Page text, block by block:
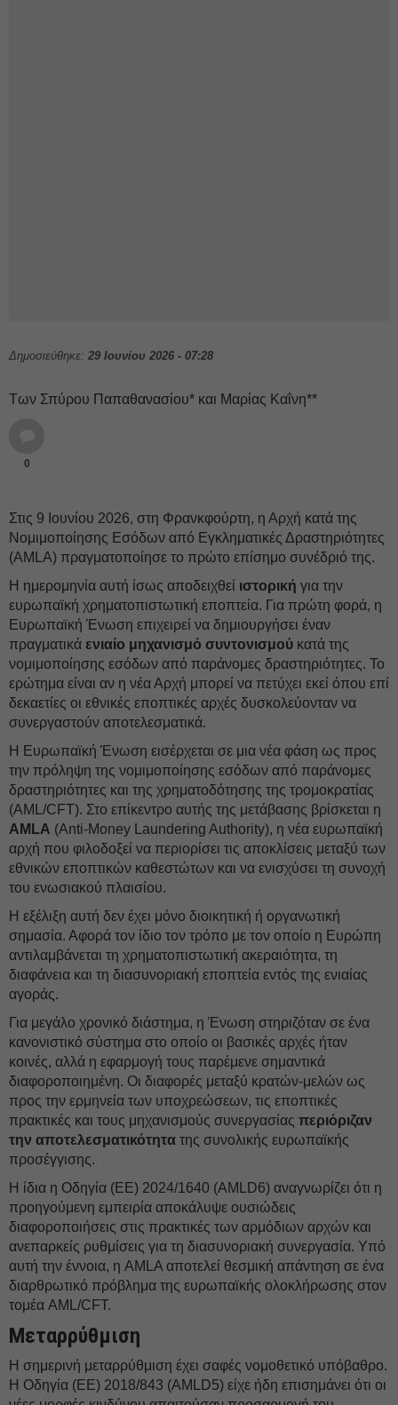
Δημοσιεύθηκε: 29 Ιουνίου 2026 - 07:28
Των Σπύρου Παπαθανασίου* και Μαρίας Καΐνη**
0
Στις 9 Ιουνίου 2026, στη Φρανκφούρτη, η Αρχή κατά της
Νομιμοποίησης Εσόδων από Εγκληματικές Δραστηριότητες
(AMLA) πραγματοποίησε το πρώτο επίσημο συνέδριό της.
Η ημερομηνία αυτή ίσως αποδειχθεί ιστορική για την
ευρωπαϊκή χρηματοπιστωτική εποπτεία. Για πρώτη φορά, η
Ευρωπαϊκή Ένωση επιχειρεί να δημιουργήσει έναν
πραγματικά ενιαίο μηχανισμό συντονισμού κατά της
νομιμοποίησης εσόδων από παράνομες δραστηριότητες. Το
ερώτημα είναι αν η νέα Αρχή μπορεί να πετύχει εκεί όπου επί
δεκαετίες οι εθνικές εποπτικές αρχές δυσκολεύονταν να
συνεργαστούν αποτελεσματικά.
Η Ευρωπαϊκή Ένωση εισέρχεται σε μια νέα φάση ως προς
την πρόληψη της νομιμοποίησης εσόδων από παράνομες
δραστηριότητες και της χρηματοδότησης της τρομοκρατίας
(AML/CFT). Στο επίκεντρο αυτής της μετάβασης βρίσκεται η
AMLA (Anti-Money Laundering Authority), η νέα ευρωπαϊκή
αρχή που φιλοδοξεί να περιορίσει τις αποκλίσεις μεταξύ των
εθνικών εποπτικών καθεστώτων και να ενισχύσει τη συνοχή
του ενωσιακού πλαισίου.
Η εξέλιξη αυτή δεν έχει μόνο διοικητική ή οργανωτική
σημασία. Αφορά τον ίδιο τον τρόπο με τον οποίο η Ευρώπη
αντιλαμβάνεται τη χρηματοπιστωτική ακεραιότητα, τη
διαφάνεια και τη διασυνοριακή εποπτεία εντός της ενιαίας
αγοράς.
Για μεγάλο χρονικό διάστημα, η Ένωση στηριζόταν σε ένα
κανονιστικό σύστημα στο οποίο οι βασικές αρχές ήταν
κοινές, αλλά η εφαρμογή τους παρέμενε σημαντικά
διαφοροποιημένη. Οι διαφορές μεταξύ κρατών-μελών ως
προς την ερμηνεία των υποχρεώσεων, τις εποπτικές
πρακτικές και τους μηχανισμούς συνεργασίας περιόριζαν
την αποτελεσματικότητα της συνολικής ευρωπαϊκής
προσέγγισης.
Η ίδια η Οδηγία (ΕΕ) 2024/1640 (AMLD6) αναγνωρίζει ότι η
προηγούμενη εμπειρία αποκάλυψε ουσιώδεις
διαφοροποιήσεις στις πρακτικές των αρμόδιων αρχών και
ανεπαρκείς ρυθμίσεις για τη διασυνοριακή συνεργασία. Υπό
αυτή την έννοια, η AMLA αποτελεί θεσμική απάντηση σε ένα
διαρθρωτικό πρόβλημα της ευρωπαϊκής ολοκλήρωσης στον
τομέα AML/CFT.
Μεταρρύθμιση
Η σημερινή μεταρρύθμιση έχει σαφές νομοθετικό υπόβαθρο.
Η Οδηγία (ΕΕ) 2018/843 (AMLD5) είχε ήδη επισημάνει ότι οι